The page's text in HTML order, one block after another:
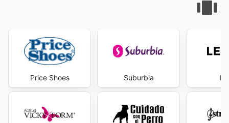
Price Shoes Suburbia